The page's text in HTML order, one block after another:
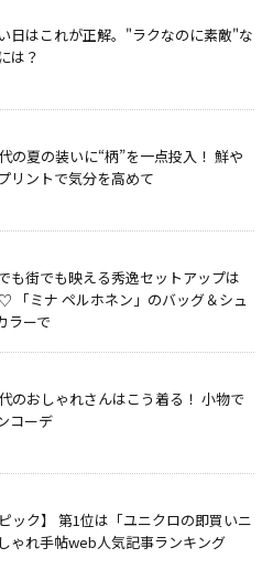
日はこれが正解。"ラクなのに素敵"な
は？
の夏の装いに“柄”を一点投入！ 鮮や
リントで気分を高めて
も街でも映える秀逸セットアップは
「ミナ ペルホネン」のバッグ＆シュ
ラーで
のおしゃれさんはこう着る！ 小物で
コーデ
ック】 第1位は「ユニクロの即買いニ
ゃれ手帖web人気記事ランキング